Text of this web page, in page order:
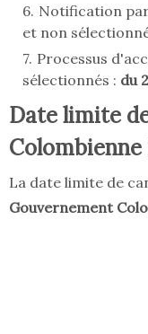
Notification
et non
Processus
sélectionnés : du
Date limite
Colombienne
La date limite de
Gouvernement